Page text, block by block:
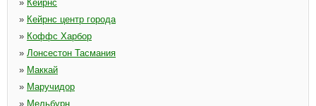
» Кейрнс
» Кейрнс центр города
» Коффс Харбор
» Лонсестон Тасмания
» Маккай
» Маручидор
» Мельбурн